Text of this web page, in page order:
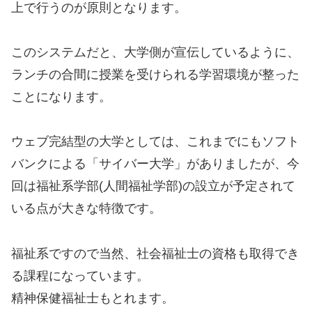
上で行うのが原則となります。
このシステムだと、大学側が宣伝しているように、
ランチの合間に授業を受けられる学習環境が整った
ことになります。
ウェブ完結型の大学としては、これまでにもソフト
バンクによる「サイバー大学」がありましたが、今
回は福祉系学部(人間福祉学部)の設立が予定されて
いる点が大きな特徴です。
福祉系ですので当然、社会福祉士の資格も取得でき
る課程になっています。
精神保健福祉士もとれます。